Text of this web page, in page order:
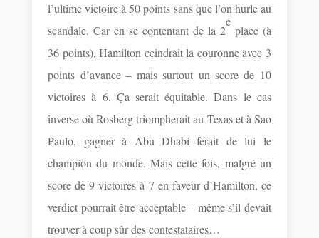
l’ultime victoire à 50 points sans que l’on hurle au
scandale. Car en se contentant de la 2
e
place (à
36 points), Hamilton ceindrait la couronne avec 3
points d’avance – mais surtout un score de 10
victoires à 6. Ça serait équitable. Dans le cas
inverse où Rosberg triompherait au Texas et à Sao
Paulo, gagner à Abu Dhabi ferait de lui le
champion du monde. Mais cette fois, malgré un
score de 9 victoires à 7 en faveur d’Hamilton, ce
verdict pourrait être acceptable – même s’il devait
trouver à coup sûr des contestataires…